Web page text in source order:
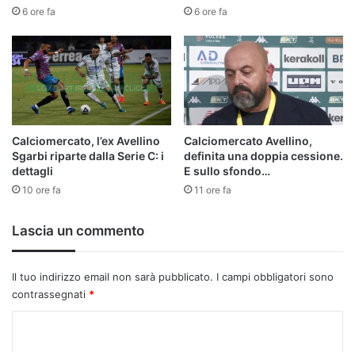
6 ore fa 6 ore fa
Calciomercato, l’ex Avellino
Sgarbi riparte dalla Serie C: i
dettagli
10 ore fa
Calciomercato Avellino,
definita una doppia cessione.
E sullo sfondo…
11 ore fa
Lascia un commento
Il tuo indirizzo email non sarà pubblicato. I campi obbligatori sono
contrassegnati *